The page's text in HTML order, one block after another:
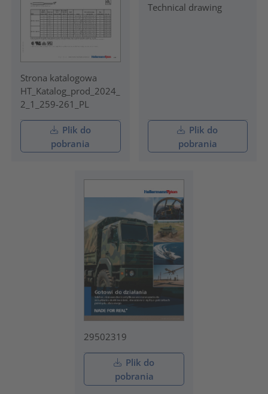
Strona katalogowa
HT_Katalog_prod_2024_
2_1_259-261_PL
Plik do
pobrania
Technical drawing
Plik do
pobrania
29502319
Plik do
pobrania